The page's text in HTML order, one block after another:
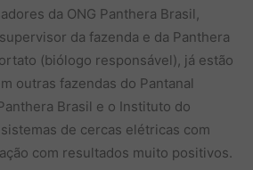
da ONG Panthera Brasil,
da fazenda e da Panthera
(biólogo responsável), já estão
outras fazendas do Pantanal
Brasil e o Instituto do
de cercas elétricas com
com resultados muito positivos.